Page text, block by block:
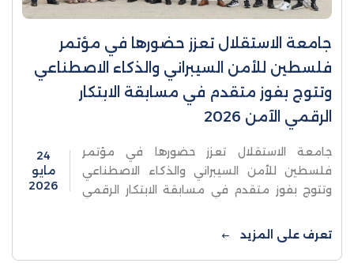
جامعة الاستقلال تعزز حضورها في مؤتمر
فلسطين للأمن السيبراني والذكاء الاصطناعي
وتتوج بفوز متقدم في مسابقة الابتكار
الرقمي الآمن 2026
جامعة الاستقلال تعزز حضورها في مؤتمر
فلسطين للأمن السيبراني والذكاء الاصطناعي
وتتوج بفوز متقدم في مسابقة الابتكار الرقمي
واسعة ومتميزة في أعمال مؤتمر فلسطين
للأمن ...
24
مايو
2026
تعرف على المزيد